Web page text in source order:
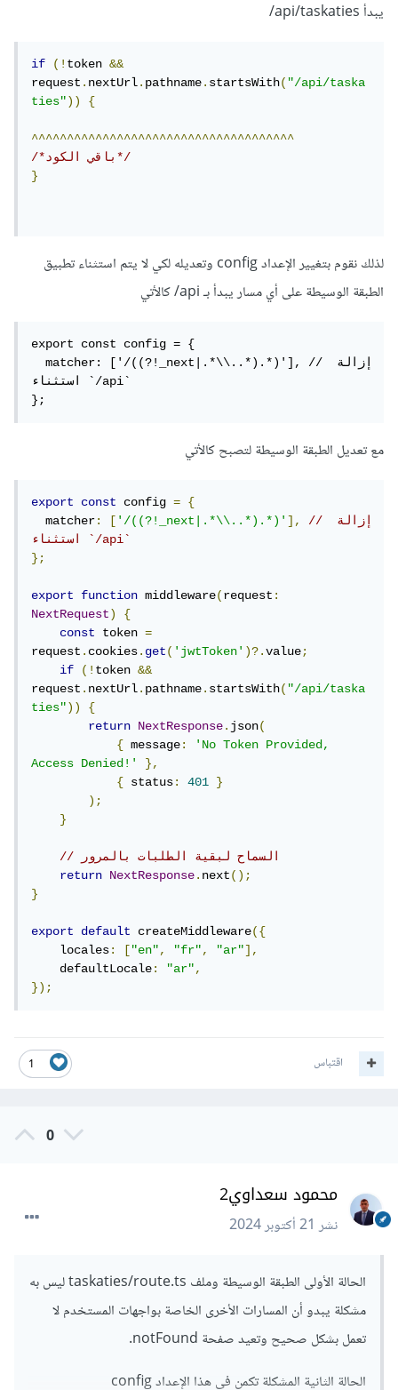
يبدأ api/taskaties/
if (!token &&
request.nextUrl.pathname.startsWith("/api/taska
ties")) {
^^^^^^^^^^^^^^^^^^^^^^^^^^^^^^^^^^^^^
/*باقي الكود*/
}
لذلك نقوم بتغيير الإعداد config وتعديله لكي لا يتم استثناء تطبيق
الطبقة الوسيطة على أي مسار يبدأ بـ api/ كالأتي
export const config = {
  matcher: ['/((?!_next|.*\\..*).*)'], // إزالة
استثناء `/api`
};
مع تعديل الطبقة الوسيطة لتصبح كالأتي
export const config =
{
  matcher
: ['/((?!_next|.*\\..*).*)'],
// إزالة
استثناء `/api`
};
export function middleware(request:
NextRequest)
{
const
token =
request.cookies.get('jwtToken')?.value;
if
(!token &&
request.nextUrl.pathname.startsWith("/api/taska
ties"))
{
return
NextResponse.json(
{ message:
'No Token Provided,
Access Denied!'
},
{ status: 401
}
);
}
// السماح لبقية الطلبات بالمرور
return
NextResponse.next();
}
export default createMiddleware({
    locales
: ["en", "fr", "ar"],
    defaultLocale
: "ar",
});
1 اقتباس
0
محمود سعداوي2
نشر21 أكتوبر 2024
الحالة الأولى الطبقة الوسيطة وملف taskaties/route.ts ليس به
مشكلةيبدو أن المسارات الأخرى الخاصة بواجهات المستخدم لا
تعمل بشكل صحيح وتعيد صفحة notFound.
الحالة الثانية المشكلة تكمن في هذا الإعداد config